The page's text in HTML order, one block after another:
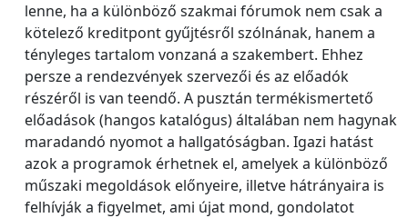
lenne, ha a különböző szakmai fórumok nem csak a
kötelező kreditpont gyűjtésről szólnának, hanem a
tényleges tartalom vonzaná a szakembert. Ehhez
persze a rendezvények szervezői és az előadók
részéről is van teendő. A pusztán termékismertető
előadások (hangos katalógus) általában nem hagynak
maradandó nyomot a hallgatóságban. Igazi hatást
azok a programok érhetnek el, amelyek a különböző
műszaki megoldások előnyeire, illetve hátrányaira is
felhívják a figyelmet, ami újat mond, gondolatot